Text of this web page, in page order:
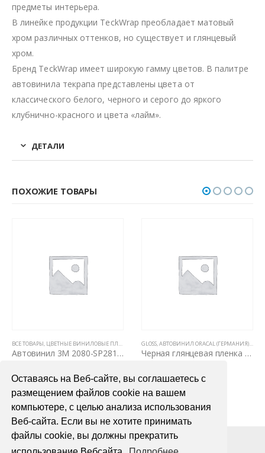
Оставаясь на Веб-сайте, вы соглашаетесь с
размещением файлов cookie на вашем
компьютере, с целью анализа использования
Веб-сайта. Если вы не хотите принимать
файлы cookie, вы должны прекратить
предметы интерьера.
В линейке продукции TeckWrap преобладает матовый
хром различных оттенков, но существует и глянцевый
хром.
Бренд TeckWrap имеет широкую гамму цветов. В палитре
автовинила текрапа представлены цвета от
классического белого, черного и серого до яркого
клубнично-красного и цвета «лайм».
ДЕТАЛИ
ПОХОЖИЕ ТОВАРЫ
ТОВАРЫ,ЦВЕТНЫЕ ВИНИЛОВЫЕ ПЛЕНКИ
ВСЕ ТОВАРЫ ЦВЕТНЫЕ ВИНИЛОВЫЕ ПЛЕНКИ
Автовинил 3M 2080-SP281 Satin Flip Psychedelic
В КОРЗИНУ
GLOSS АВТОВИНИЛ ORACAL (ГЕРМАНИЯ)
Черная глянцевая пленка для авто Oracal 551 1,26м
В КОРЗИНУ